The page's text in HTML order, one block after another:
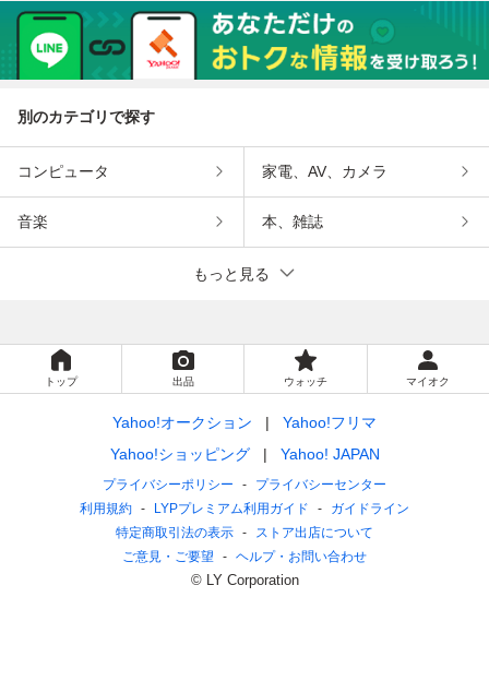
別のカテゴリで探す
コンピュータ 家電、AV、カメラ
音楽 本、雑誌
もっと見る
トップ 出品 ウォッチ マイオク
Yahoo!オークション
Yahoo!フリマ
Yahoo!ショッピング
Yahoo! JAPAN
プライバシーポリシー
プライバシーセンター
利用規約
LYPプレミアム利用ガイド
ガイドライン
特定商取引法の表示
ストア出店について
ご意見・ご要望
ヘルプ・お問い合わせ
© LY Corporation